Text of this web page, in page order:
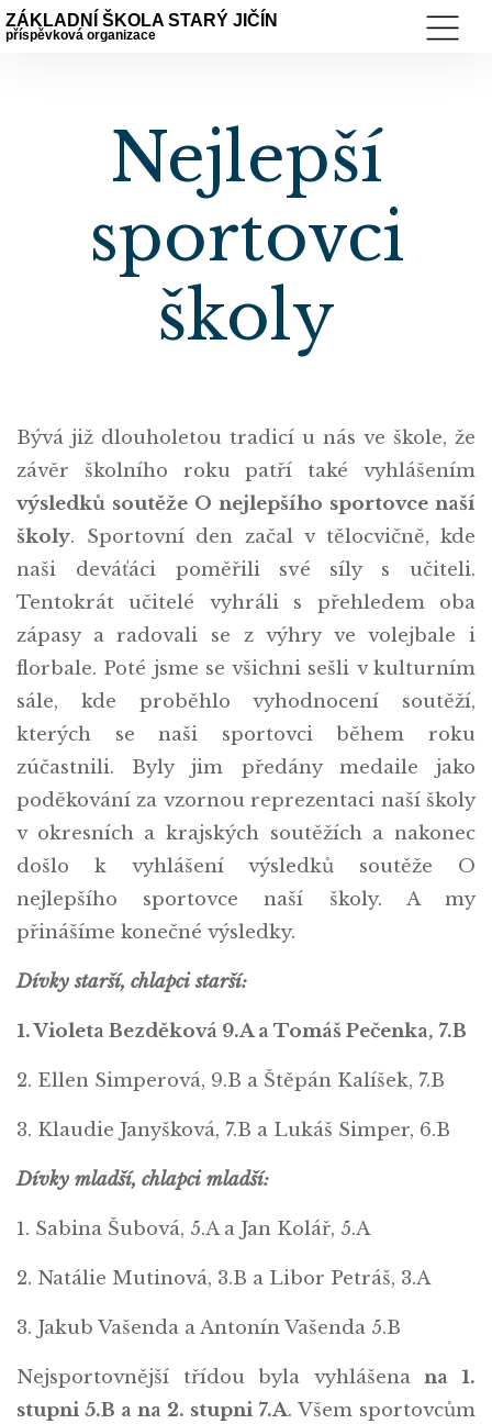
ZÁKLADNÍ ŠKOLA STARÝ JIČÍN
příspěvková organizace
Nejlepší
sportovci
školy
Bývá již dlouholetou tradicí u nás ve škole, že
závěr školního roku patří také vyhlášením
výsledků soutěže O nejlepšího sportovce naší
školy. Sportovní den začal v tělocvičně, kde
naši deváťáci poměřili své síly s učiteli.
Tentokrát učitelé vyhráli s přehledem oba
zápasy a radovali se z výhry ve volejbale i
florbale. Poté jsme se všichni sešli v kulturním
sále, kde proběhlo vyhodnocení soutěží,
kterých se naši sportovci během roku
zúčastnili. Byly jim předány medaile jako
poděkování za vzornou reprezentaci naší školy
v okresních a krajských soutěžích a nakonec
došlo k vyhlášení výsledků soutěže O
nejlepšího sportovce naší školy. A my
přinášíme konečné výsledky.
Dívky starší, chlapci starší:
1. Violeta Bezděková 9.A a Tomáš Pečenka, 7.B
2. Ellen Simperová, 9.B a Štěpán Kalíšek, 7.B
3. Klaudie Janyšková, 7.B a Lukáš Simper, 6.B
Dívky mladší, chlapci mladší:
1. Sabina Šubová, 5.A a Jan Kolář, 5.A
2. Natálie Mutinová, 3.B a Libor Petráš, 3.A
3. Jakub Vašenda a Antonín Vašenda 5.B
Nejsportovnější třídou byla vyhlášenana 1.
stupni 5.B a na 2. stupni 7.A. Všem sportovcům